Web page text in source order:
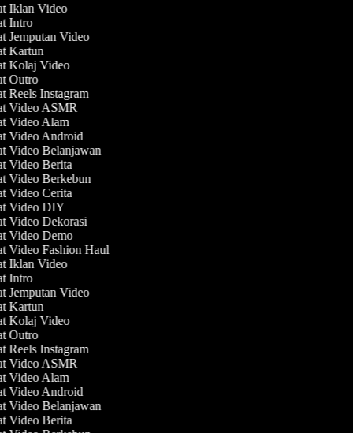
Iklan Video
Intro
Jemputan Video
Kartun
Kolaj Video
Outro
Reels Instagram
Video ASMR
Video Alam
Video Android
Video Belanjawan
Video Berita
Video Berkebun
Video Cerita
Video DIY
Video Dekorasi
Video Demo
Video Fashion Haul
Iklan Video
Intro
Jemputan Video
Kartun
Kolaj Video
Outro
Reels Instagram
Video ASMR
Video Alam
Video Android
Video Belanjawan
Video Berita